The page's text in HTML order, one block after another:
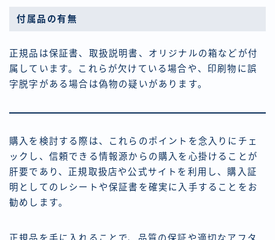
付属品の有無
正規品は保証書、取扱説明書、オリジナルの箱などが付
属しています。これらが欠けている場合や、印刷物に誤
字脱字がある場合は偽物の疑いがあります。
購入を検討する際は、これらのポイントを念入りにチェ
ックし、信頼できる情報源からの購入を心掛けることが
肝要であり、正規取扱店や公式サイトを利用し、購入証
明としてのレシートや保証書を確実に入手することをお
勧めします。
正規品を手に入れることで、品質の保証や適切なアフタ